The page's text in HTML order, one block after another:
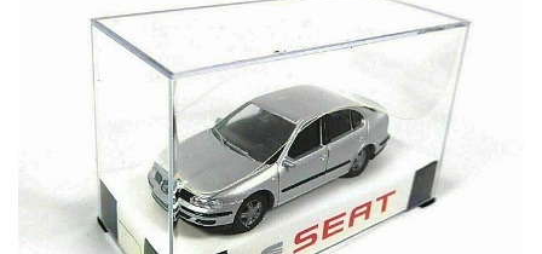
Portelan deluxe cu aur 24K
Textile si lenjerii miniaturale
Vesela si servire miniaturi
Mobilier miniatural
Baie miniaturala
Bucatarie miniatura
Dormitor miniatural
Exterior miniatural